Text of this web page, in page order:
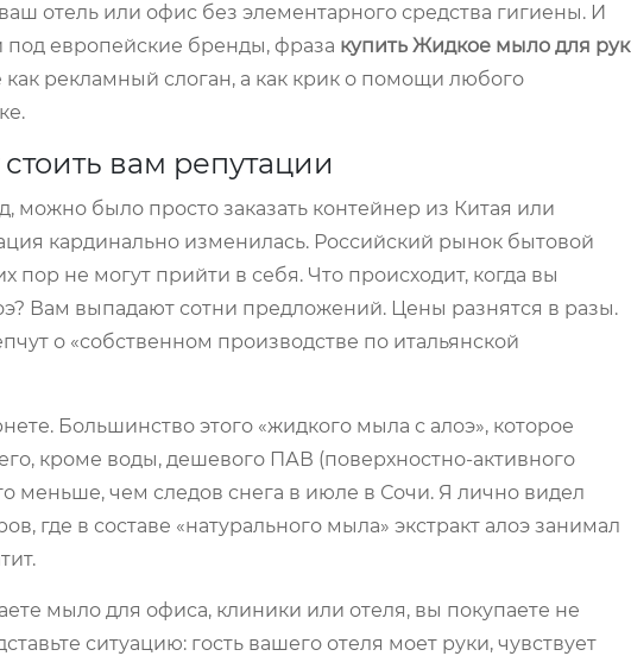
отель или офис без элементарного средства гигиены. И
под европейские бренды, фраза купить Жидкое мыло для рук
как рекламный слоган, а как крик о помощи любого
вам репутации
можно было просто заказать контейнер из Китая или
кардинально изменилась. Российский рынок бытовой
не могут прийти в себя. Что происходит, когда вы
Вам выпадают сотни предложений. Цены разнятся в разы.
о «собственном производстве по итальянской
Большинство этого «жидкого мыла с алоэ», которое
кроме воды, дешевого ПАВ (поверхностно-активного
меньше, чем следов снега в июле в Сочи. Я лично видел
где в составе «натурального мыла» экстракт алоэ занимал
мыло для офиса, клиники или отеля, вы покупаете не
ситуацию: гость вашего отеля моет руки, чувствует